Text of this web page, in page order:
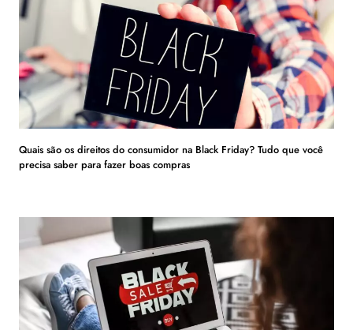
Quais são os direitos do consumidor na Black Friday? Tudo que você
precisa saber para fazer boas compras